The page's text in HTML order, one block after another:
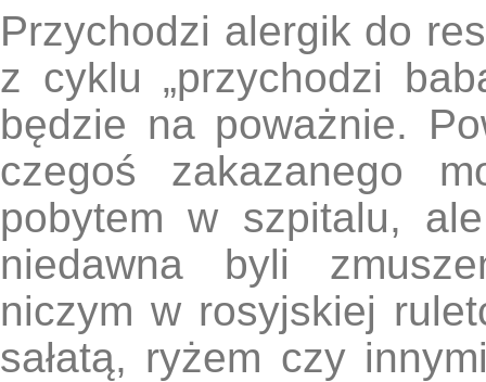
Przychodzi alergik do
z cyklu „przychodzi
będzie na poważnie.
czegoś zakazanego
pobytem w szpitalu,
niedawna byli
niczym w rosyjskiej
sałatą, ryżem czy